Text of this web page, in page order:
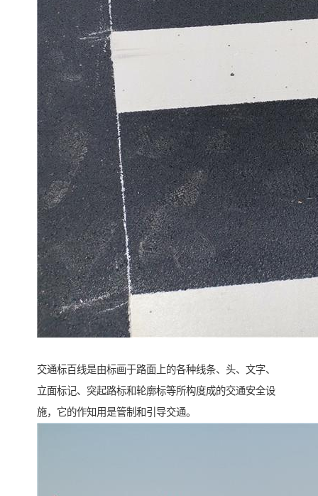
交通标百线是由标画于路面上的各种线条、头、文字、
立面标记、突起路标和轮廓标等所构度成的交通安全设
施，它的作知用是管制和引导交通。